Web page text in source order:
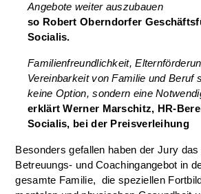
Angebote weiter auszubauen
so Robert Oberndorfer
Socialis.
Familienfreundlichkeit,
Vereinbarkeit von Familie und Beruf
keine Option, sondern eine
erklärt Werner Marschitz, HR-
Socialis, bei der Preisverleihung
Besonders gefallen haben der Jury
Betreuungs- und Coachingangebot in
gesamte Familie, die speziellen